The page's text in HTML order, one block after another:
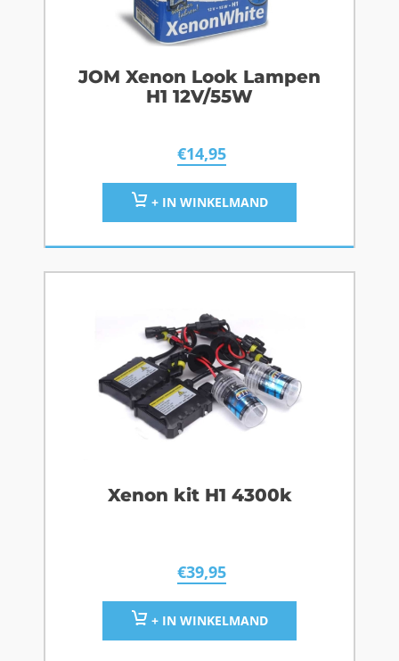
JOM Xenon Look Lampen
H1 12V/55W
€14,95
+ IN WINKELMAND
Xenon kit H1 4300k
€39,95
+ IN WINKELMAND